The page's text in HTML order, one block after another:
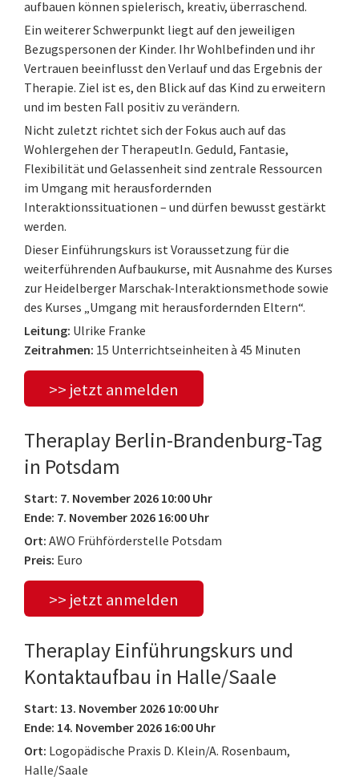
aufbauen können spielerisch, kreativ, überraschend.
Ein weiterer Schwerpunkt liegt auf den jeweiligen
Bezugspersonen der Kinder. Ihr Wohlbefinden und ihr
Vertrauen beeinflusst den Verlauf und das Ergebnis der
Therapie. Ziel ist es, den Blick auf das Kind zu erweitern
und im besten Fall positiv zu verändern.
Nicht zuletzt richtet sich der Fokus auch auf das
Wohlergehen der TherapeutIn. Geduld, Fantasie,
Flexibilität und Gelassenheit sind zentrale Ressourcen
im Umgang mit herausfordernden
Interaktionssituationen – und dürfen bewusst gestärkt
werden.
Dieser Einführungskurs ist Voraussetzung für die
weiterführenden Aufbaukurse, mit Ausnahme des Kurses
zur Heidelberger Marschak-Interaktionsmethode sowie
des Kurses „Umgang mit herausfordernden Eltern“.
Leitung: Ulrike Franke
Zeitrahmen: 15 Unterrichtseinheiten à 45 Minuten
>> jetzt anmelden
Theraplay Berlin-Brandenburg-Tag
in Potsdam
Start: 7. November 2026 10:00 Uhr
Ende: 7. November 2026 16:00 Uhr
Ort: AWO Frühförderstelle Potsdam
Preis: Euro
>> jetzt anmelden
Theraplay Einführungskurs und
Kontaktaufbau in Halle/Saale
Start: 13. November 2026 10:00 Uhr
Ende: 14. November 2026 16:00 Uhr
Ort: Logopädische Praxis D. Klein/A. Rosenbaum,
Halle/Saale